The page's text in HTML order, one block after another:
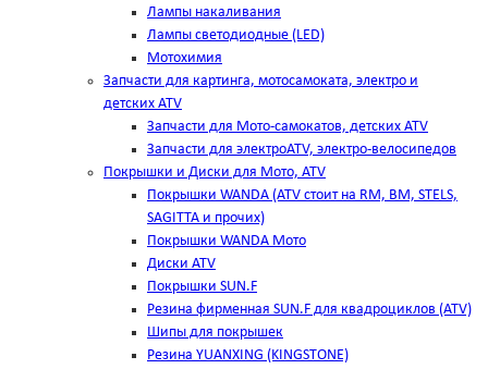
Лампы накаливания
Лампы светодиодные (LED)
Мотохимия
Запчасти для картинга, мотосамоката, электро и
детских ATV
Запчасти для Мото-самокатов, детских ATV
Запчасти для электроATV, электро-велосипедов
Покрышки и Диски для Мото, ATV
Покрышки WANDA (АТV стоит на RM, BM, STELS,
SAGITTA и прочих)
Покрышки WANDA Мото
Диски ATV
Покрышки SUN.F
Резина фирменная SUN.F для квадроциклов (АТV)
Шипы для покрышек
Резина YUANXING (KINGSTONE)